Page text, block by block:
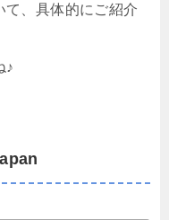
て、具体的にご紹介
♪